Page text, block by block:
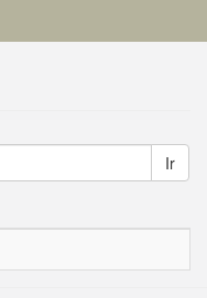
Ir